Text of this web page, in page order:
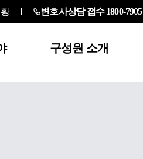
변호사상담 접수 1800-7905
구성원 소개